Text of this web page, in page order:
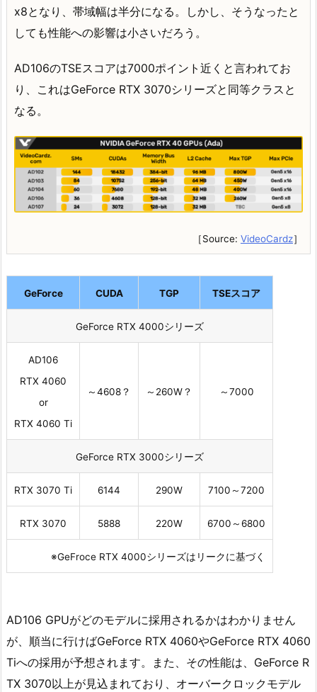
x8となり、帯域幅は半分になる。しかし、そうなったと
しても性能への影響は小さいだろう。
AD106のTSEスコアは7000ポイント近くと言われてお
り、これはGeForce RTX 3070シリーズと同等クラスと
なる。
［Source: VideoCardz］
GeForce CUDA TGP TSEスコア
GeForce RTX 4000シリーズ
AD106
RTX 4060
or
RTX 4060 Ti
～4608？ ～260W？ ～7000
GeForce RTX 3000シリーズ
RTX 3070 Ti 6144 290W 7100～7200
RTX 3070 5888 220W 6700～6800
※GeFroce RTX 4000シリーズはリークに基づく
AD106 GPUがどのモデルに採用されるかはわかりません
が、順当に行けばGeForce RTX 4060やGeForce RTX 4060
Tiへの採用が予想されます。また、その性能は、GeForce R
TX 3070以上が見込まれており、オーバークロックモデル